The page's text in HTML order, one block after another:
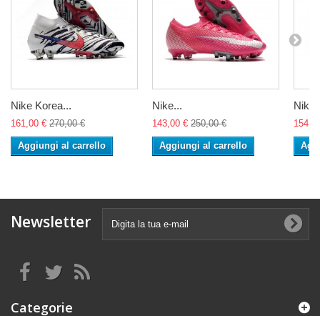
Nike Korea...
161,00 € 270,00 €
Aggiungi al carrello
Nike...
143,00 € 250,00 €
Aggiungi al carrello
Newsletter
Categorie